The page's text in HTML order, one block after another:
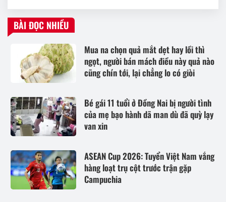
BÀI ĐỌC NHIỀU
Mua na chọn quả mắt dẹt hay lồi thì
ngọt, người bán mách điều này quả nào
cũng chín tới, lại chẳng lo có giòi
Bé gái 11 tuổi ở Đồng Nai bị người tình
của mẹ bạo hành dã man dù đã quỳ lạy
van xin
ASEAN Cup 2026: Tuyển Việt Nam vắng
hàng loạt trụ cột trước trận gặp
Campuchia